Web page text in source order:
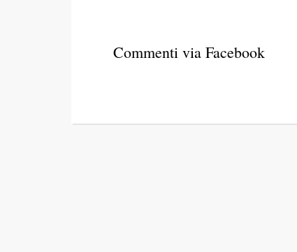
Commenti via Facebook